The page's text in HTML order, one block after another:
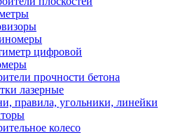
цифровой
прочности бетона
лазерные
правила, угольники, линейки
колесо